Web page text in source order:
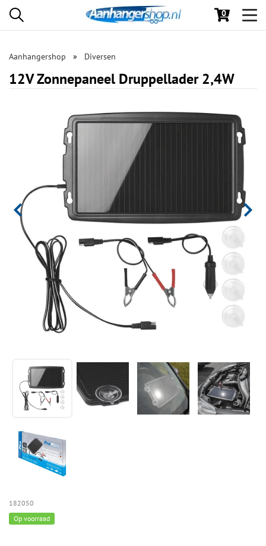
0
Aanhangershop Diversen
12V Zonnepaneel Druppellader 2,4W
182050
Op voorraad